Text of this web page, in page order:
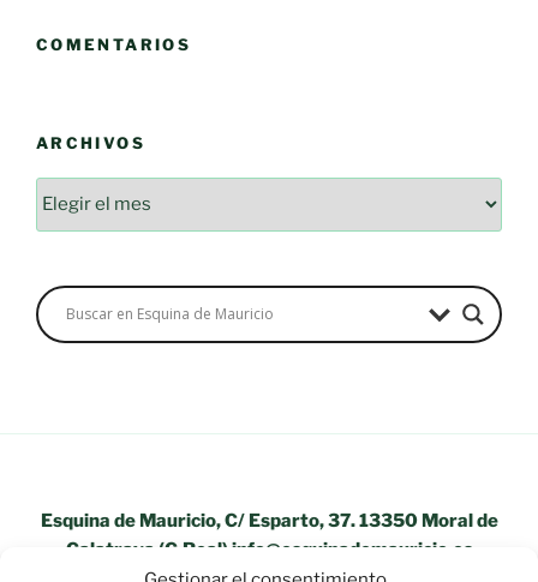
COMENTARIOS
ARCHIVOS
Archivos
Esquina de Mauricio, C/ Esparto, 37. 13350 Moral de
Calatrava (C.Real) info@esquinademauricio.es